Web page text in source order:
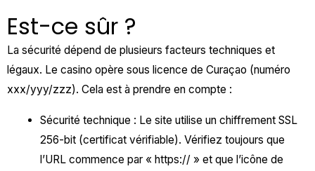
Est-ce sûr ?
La sécurité dépend de plusieurs facteurs techniques et
légaux. Le casino opère sous licence de Curaçao (numéro
xxx/yyy/zzz). Cela est à prendre en compte :
Sécurité technique : Le site utilise un chiffrement SSL
256-bit (certificat vérifiable). Vérifiez toujours que
l’URL commence par « https:// » et que l’icône de